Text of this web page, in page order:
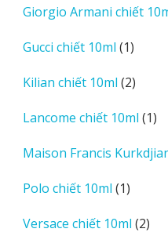
Giorgio Armani chiết
Gucci chiết 10ml 11
phẩm
Kilian chiết 10ml 22
phẩm
Lancome chiết 10ml 11
Maison Francis
Polo chiết 10ml 11
phẩm
Versace chiết 10ml 22